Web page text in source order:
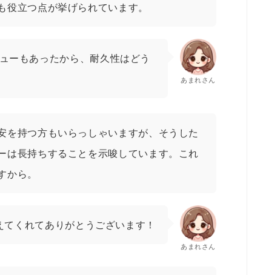
立つ点が挙げられています。
ーもあったから、耐久性はどう
あまれさん
を持つ方もいらっしゃいますが、そうした
は長持ちすることを示唆しています。これ
から。
くれてありがとうございます！
あまれさん